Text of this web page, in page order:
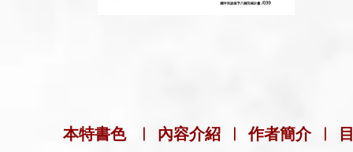
本特書色 | 內容介紹 |作者簡介 |